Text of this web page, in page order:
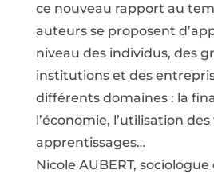
ce nouveau rapport au
auteurs se proposent
niveau des individus, des
institutions et des
différents domaines : la
l’économie, l’utilisation
apprentissages…
Nicole AUBERT,